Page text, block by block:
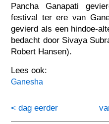
Pancha Ganapati
festival ter ere van
gevierd als een hindoe-
bedacht door Sivaya
Robert Hansen).
Lees ook:
Ganesha
< dag eerder